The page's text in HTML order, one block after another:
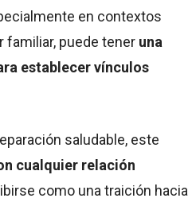
en contextos
familiar, puede tener una
establecer vínculos
saludable, este
cualquier relación
como una traición hacia